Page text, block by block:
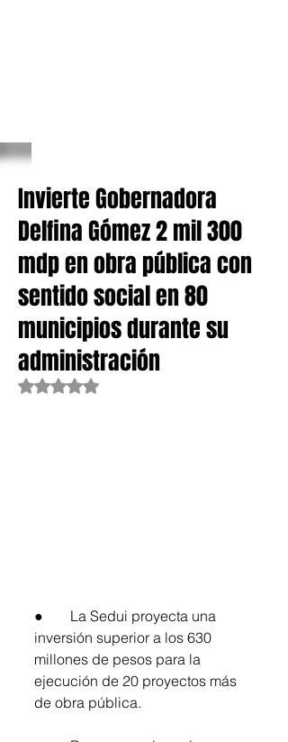
Invierte Gobernadora
Delfina Gómez 2 mil 300
mdp en obra pública con
sentido social en 80
municipios durante su
administración
Obtuvo NaN de 5 estrellas.
●	La Sedui proyecta una
inversión superior a los 630
millones de pesos para la
ejecución de 20 proyectos más
de obra pública.